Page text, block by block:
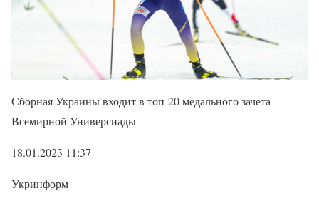
Сборная Украины входит в топ-20 медального зачета
Всемирной Универсиады
18.01.2023 11:37
Укринформ